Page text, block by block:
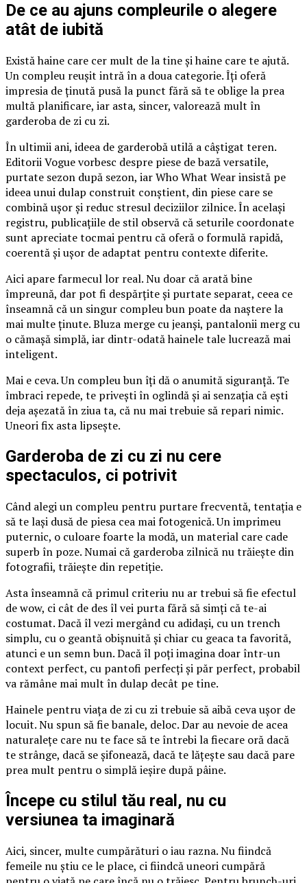
De ce au ajuns compleurile o alegere
atât de iubită
Există haine care cer mult de la tine și haine care te ajută.
Un compleu reușit intră în a doua categorie. Îți oferă
impresia de ținută pusă la punct fără să te oblige la prea
multă planificare, iar asta, sincer, valorează mult în
garderoba de zi cu zi.
În ultimii ani, ideea de garderobă utilă a câștigat teren.
Editorii Vogue vorbesc despre piese de bază versatile,
purtate sezon după sezon, iar Who What Wear insistă pe
ideea unui dulap construit conștient, din piese care se
combină ușor și reduc stresul deciziilor zilnice. În același
registru, publicațiile de stil observă că seturile coordonate
sunt apreciate tocmai pentru că oferă o formulă rapidă,
coerentă și ușor de adaptat pentru contexte diferite.
Aici apare farmecul lor real. Nu doar că arată bine
împreună, dar pot fi despărțite și purtate separat, ceea ce
înseamnă că un singur compleu bun poate da naștere la
mai multe ținute. Bluza merge cu jeanși, pantalonii merg cu
o cămașă simplă, iar dintr-odată hainele tale lucrează mai
inteligent.
Mai e ceva. Un compleu bun îți dă o anumită siguranță. Te
îmbraci repede, te privești în oglindă și ai senzația că ești
deja așezată în ziua ta, că nu mai trebuie să repari nimic.
Uneori fix asta lipsește.
Garderoba de zi cu zi nu cere
spectaculos, ci potrivit
Când alegi un compleu pentru purtare frecventă, tentația e
să te lași dusă de piesa cea mai fotogenică. Un imprimeu
puternic, o culoare foarte la modă, un material care cade
superb în poze. Numai că garderoba zilnică nu trăiește din
fotografii, trăiește din repetiție.
Asta înseamnă că primul criteriu nu ar trebui să fie efectul
de wow, ci cât de des îl vei purta fără să simți că te-ai
costumat. Dacă îl vezi mergând cu adidași, cu un trench
simplu, cu o geantă obișnuită și chiar cu geaca ta favorită,
atunci e un semn bun. Dacă îl poți imagina doar într-un
context perfect, cu pantofi perfecți și păr perfect, probabil
va rămâne mai mult în dulap decât pe tine.
Hainele pentru viața de zi cu zi trebuie să aibă ceva ușor de
locuit. Nu spun să fie banale, deloc. Dar au nevoie de acea
naturalețe care nu te face să te întrebi la fiecare oră dacă
te strânge, dacă se șifonează, dacă te lățește sau dacă pare
prea mult pentru o simplă ieșire după pâine.
Începe cu stilul tău real, nu cu
versiunea ta imaginară
Aici, sincer, multe cumpărături o iau razna. Nu fiindcă
femeile nu știu ce le place, ci fiindcă uneori cumpără